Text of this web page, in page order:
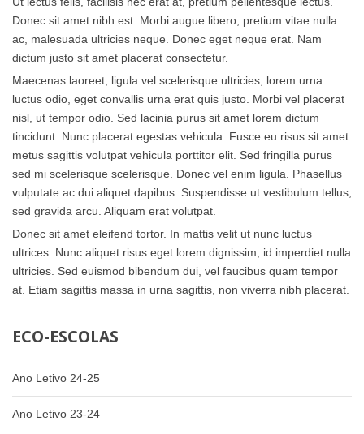
Donec sit amet nibh est. Morbi augue libero, pretium vitae nulla
ac, malesuada ultricies neque. Donec eget neque erat. Nam
dictum justo sit amet placerat consectetur.
Maecenas laoreet, ligula vel scelerisque ultricies, lorem urna
luctus odio, eget convallis urna erat quis justo. Morbi vel placerat
nisl, ut tempor odio. Sed lacinia purus sit amet lorem dictum
tincidunt. Nunc placerat egestas vehicula. Fusce eu risus sit amet
metus sagittis volutpat vehicula porttitor elit. Sed fringilla purus
sed mi scelerisque scelerisque. Donec vel enim ligula. Phasellus
vulputate ac dui aliquet dapibus. Suspendisse ut vestibulum tellus,
sed gravida arcu. Aliquam erat volutpat.
Donec sit amet eleifend tortor. In mattis velit ut nunc luctus
ultrices. Nunc aliquet risus eget lorem dignissim, id imperdiet nulla
ultricies. Sed euismod bibendum dui, vel faucibus quam tempor
at. Etiam sagittis massa in urna sagittis, non viverra nibh placerat.
ECO-ESCOLAS
Ano Letivo 24-25
Ano Letivo 23-24